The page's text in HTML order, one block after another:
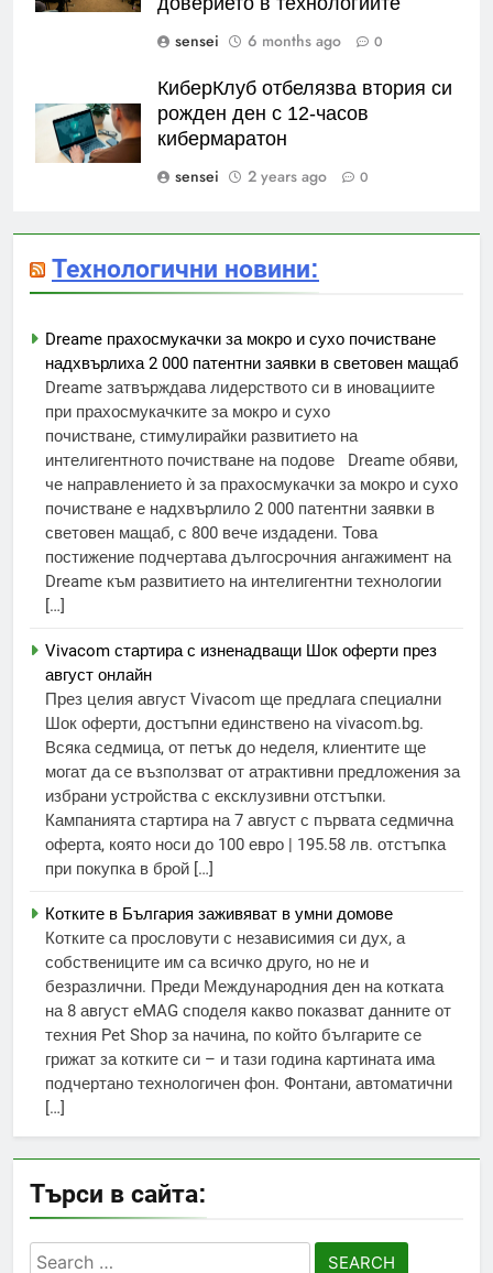
sensei
6 months ago 0
КиберКлуб отбелязва втория си
рожден ден с 12-часов
кибермаратон
sensei
2 years ago 0
Технологични новини:
Dreame прахосмукачки за мокро и сухо почистване
надхвърлиха 2 000 патентни заявки в световен мащаб
Dreame затвърждава лидерството си в иновациите
при прахосмукачките за мокро и сухо
почистване, стимулирайки развитието на
интелигентното почистване на подове Dreame обяви,
че направлението ѝ за прахосмукачки за мокро и сухо
почистване е надхвърлило 2 000 патентни заявки в
световен мащаб, с 800 вече издадени. Това
постижение подчертава дългосрочния ангажимент на
Dreame към развитието на интелигентни технологии
[…]
Vivacom стартира с изненадващи Шок оферти през
август онлайн
През целия август Vivacom ще предлага специални
Шок оферти, достъпни единствено на vivacom.bg.
Всяка седмица, от петък до неделя, клиентите ще
могат да се възползват от атрактивни предложения за
избрани устройства с ексклузивни отстъпки.
Кампанията стартира на 7 август с първата седмична
оферта, която носи до 100 евро | 195.58 лв. отстъпка
при покупка в брой […]
Котките в България заживяват в умни домове
Котките са прословути с независимия си дух, а
собствениците им са всичко друго, но не и
безразлични. Преди Международния ден на котката
на 8 август eMAG споделя какво показват данните от
техния Pet Shop за начина, по който българите се
грижат за котките си – и тази година картината има
подчертано технологичен фон. Фонтани, автоматични
[…]
Търси в сайта:
Search